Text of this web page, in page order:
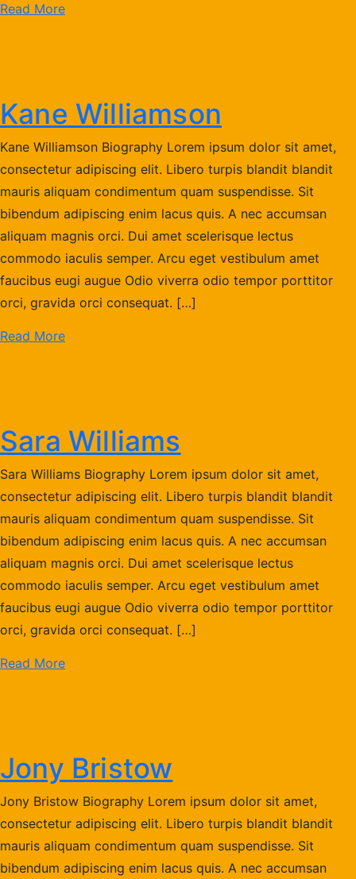
Read More
Kane Williamson
Kane Williamson Biography Lorem ipsum dolor sit amet,
consectetur adipiscing elit. Libero turpis blandit blandit
mauris aliquam condimentum quam suspendisse. Sit
bibendum adipiscing enim lacus quis. A nec accumsan
aliquam magnis orci. Dui amet scelerisque lectus
commodo iaculis semper. Arcu eget vestibulum amet
faucibus eugi augue Odio viverra odio tempor porttitor
orci, gravida orci consequat. […]
Read More
Sara Williams
Sara Williams Biography Lorem ipsum dolor sit amet,
consectetur adipiscing elit. Libero turpis blandit blandit
mauris aliquam condimentum quam suspendisse. Sit
bibendum adipiscing enim lacus quis. A nec accumsan
aliquam magnis orci. Dui amet scelerisque lectus
commodo iaculis semper. Arcu eget vestibulum amet
faucibus eugi augue Odio viverra odio tempor porttitor
orci, gravida orci consequat. […]
Read More
Jony Bristow
Jony Bristow Biography Lorem ipsum dolor sit amet,
consectetur adipiscing elit. Libero turpis blandit blandit
mauris aliquam condimentum quam suspendisse. Sit
bibendum adipiscing enim lacus quis. A nec accumsan